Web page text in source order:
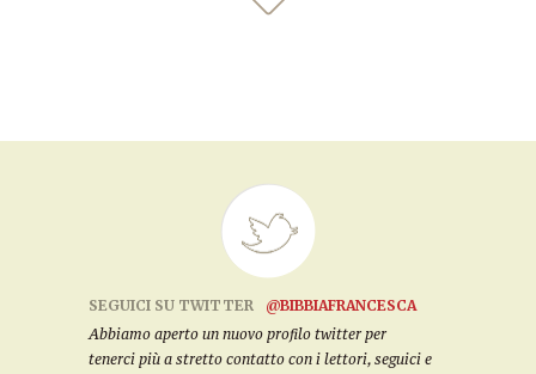
SEGUICI SU TWITTER
@BIBBIAFRANCESCA
Abbiamo aperto un nuovo profilo twitter per
tenerci più a stretto contatto con i lettori, seguici e